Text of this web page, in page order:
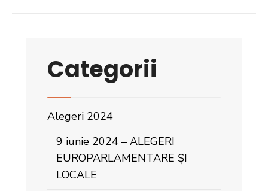
Categorii
Alegeri 2024
9 iunie 2024 – ALEGERI
EUROPARLAMENTARE ȘI
LOCALE